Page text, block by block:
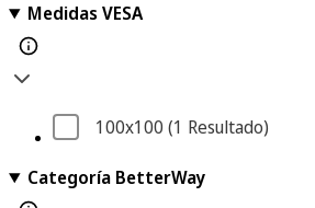
Medidas VESA
100x100 (1 Resultado)
Categoría BetterWay